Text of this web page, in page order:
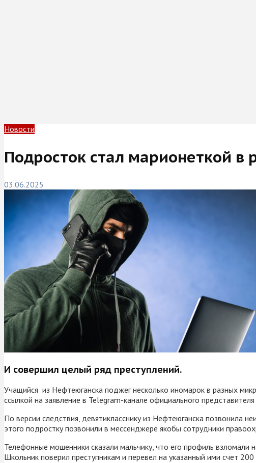
Новости
Подросток стал марионеткой
03.06.2025
И совершил целый ряд преступлений.
Учащийся из Нефтеюганска поджег несколько иномарок в разных
ссылкой на заявление в Telegram-канале официального
По версии следствия, девятикласснику из Нефтеюганска позвонила
этого подростку позвонили в мессенджере якобы сотрудники
Телефонные мошенники сказали мальчику, что его профиль взломали
Школьник поверил преступникам и перевел на указанный ими счет